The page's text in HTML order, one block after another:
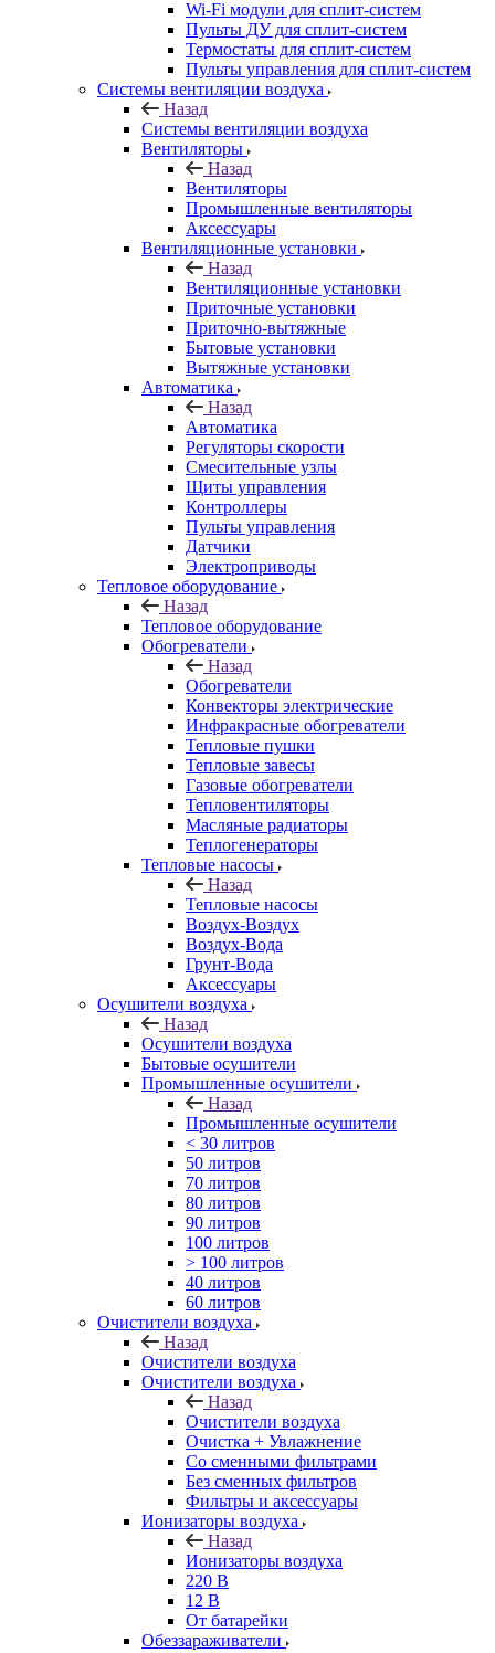
Wi-Fi модули для сплит-систем
Пульты ДУ для сплит-систем
Термостаты для сплит-систем
Пульты управления для сплит-систем
Системы вентиляции воздуха
Назад
Системы вентиляции воздуха
Вентиляторы
Назад
Вентиляторы
Промышленные вентиляторы
Аксессуары
Вентиляционные установки
Назад
Вентиляционные установки
Приточные установки
Приточно-вытяжные
Бытовые установки
Вытяжные установки
Автоматика
Назад
Автоматика
Регуляторы скорости
Смесительные узлы
Щиты управления
Контроллеры
Пульты управления
Датчики
Электроприводы
Тепловое оборудование
Назад
Тепловое оборудование
Обогреватели
Назад
Обогреватели
Конвекторы электрические
Инфракрасные обогреватели
Тепловые пушки
Тепловые завесы
Газовые обогреватели
Тепловентиляторы
Масляные радиаторы
Теплогенераторы
Тепловые насосы
Назад
Тепловые насосы
Воздух-Воздух
Воздух-Вода
Грунт-Вода
Аксессуары
Осушители воздуха
Назад
Осушители воздуха
Бытовые осушители
Промышленные осушители
Назад
Промышленные осушители
< 30 литров
50 литров
70 литров
80 литров
90 литров
100 литров
> 100 литров
40 литров
60 литров
Очистители воздуха
Назад
Очистители воздуха
Очистители воздуха
Назад
Очистители воздуха
Очистка + Увлажнение
Cо сменными фильтрами
Без сменных фильтров
Фильтры и аксессуары
Ионизаторы воздуха
Назад
Ионизаторы воздуха
220 В
12 В
От батарейки
Обеззараживатели